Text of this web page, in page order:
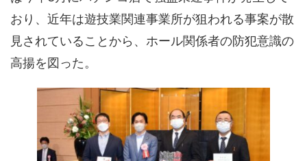
おり、近年は遊技業関連事業所が狙われる事案が散
見されていることから、ホール関係者の防犯意識の
高揚を図った。